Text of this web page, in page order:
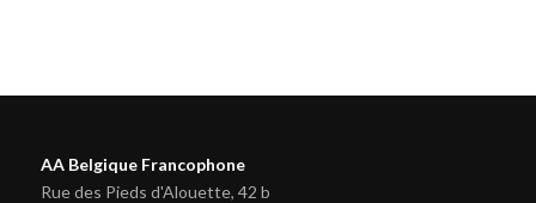
AA Belgique Francophone
Rue des Pieds d'Alouette, 42 b